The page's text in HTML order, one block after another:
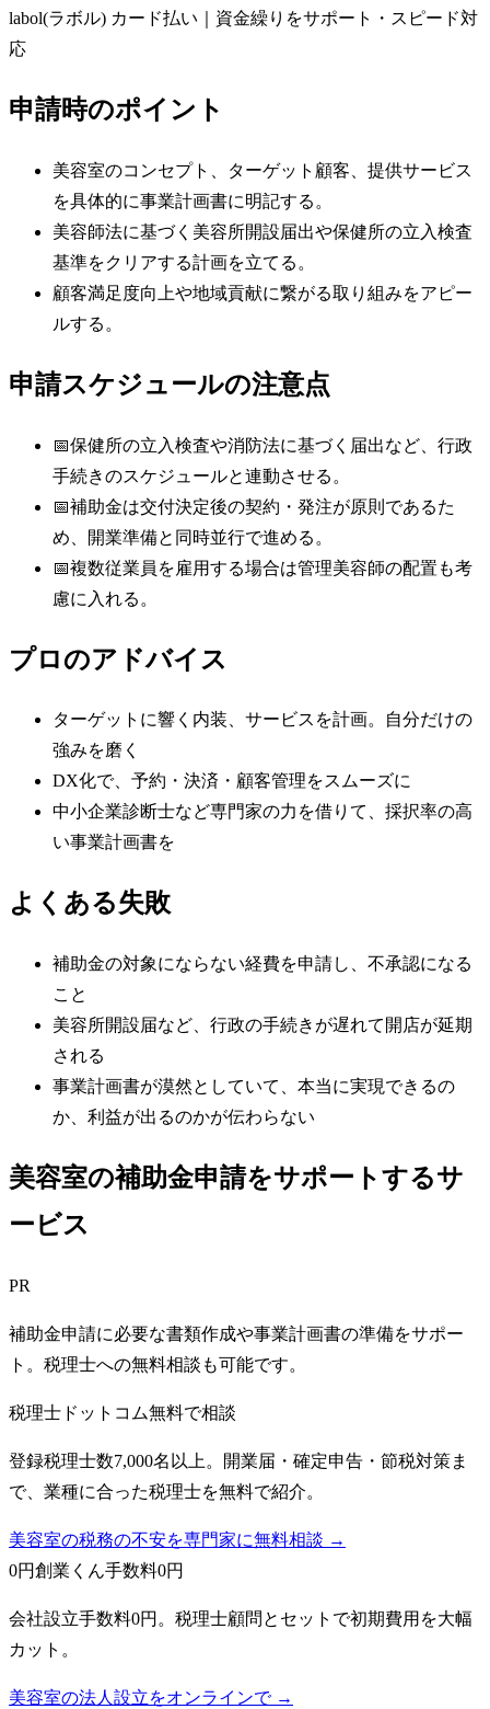
labol(ラボル) カード払い｜資金繰りをサポート・スピード対
応
申請時のポイント
美容室のコンセプト、ターゲット顧客、提供サービス
を具体的に事業計画書に明記する。
美容師法に基づく美容所開設届出や保健所の立入検査
基準をクリアする計画を立てる。
顧客満足度向上や地域貢献に繋がる取り組みをアピー
ルする。
申請スケジュールの注意点
📅保健所の立入検査や消防法に基づく届出など、行政
手続きのスケジュールと連動させる。
📅補助金は交付決定後の契約・発注が原則であるた
め、開業準備と同時並行で進める。
📅複数従業員を雇用する場合は管理美容師の配置も考
慮に入れる。
プロのアドバイス
ターゲットに響く内装、サービスを計画。自分だけの
強みを磨く
DX化で、予約・決済・顧客管理をスムーズに
中小企業診断士など専門家の力を借りて、採択率の高
い事業計画書を
よくある失敗
補助金の対象にならない経費を申請し、不承認になる
こと
美容所開設届など、行政の手続きが遅れて開店が延期
される
事業計画書が漠然としていて、本当に実現できるの
か、利益が出るのかが伝わらない
美容室の補助金申請をサポートするサ
ービス
PR
補助金申請に必要な書類作成や事業計画書の準備をサポー
ト。税理士への無料相談も可能です。
税理士ドットコム無料で相談
登録税理士数7,000名以上。開業届・確定申告・節税対策ま
で、業種に合った税理士を無料で紹介。
美容室の税務の不安を専門家に無料相談 →
0円創業くん手数料0円
会社設立手数料0円。税理士顧問とセットで初期費用を大幅
カット。
美容室の法人設立をオンラインで →